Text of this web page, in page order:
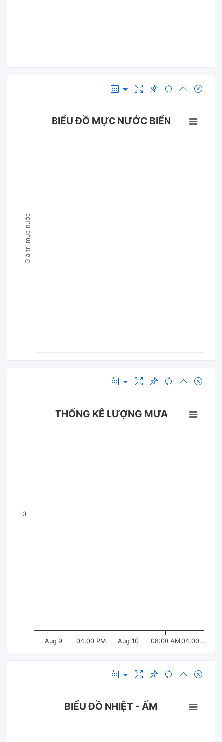
Giá trị mực nước
BIỂU ĐỒ MỰC NƯỚC BIỂN
THỐNG KÊ LƯỢNG MƯA
Aug 9 04:00 PM Aug 10 08:00 AM04:00…
0
BIỂU ĐỒ NHIỆT - ẤM